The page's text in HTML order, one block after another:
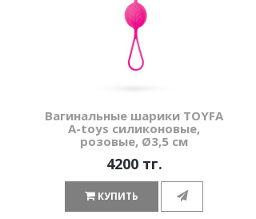
Вагинальные шарики TOYFA
A-toys силиконовые,
розовые, Ø3,5 см
4200 тг.
КУПИТЬ